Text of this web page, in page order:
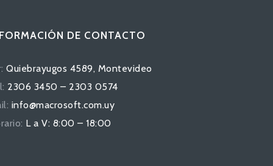
DE CONTACTO
Quiebrayugos 4589, Montevideo
2306 3450 – 2303 0574
info@macrosoft.com.uy
L a V: 8:00 – 18:00